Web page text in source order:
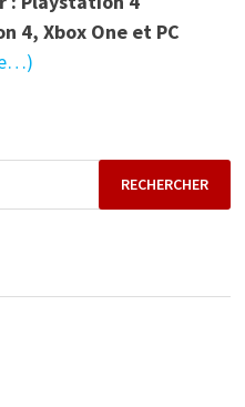
4, Xbox One et PC